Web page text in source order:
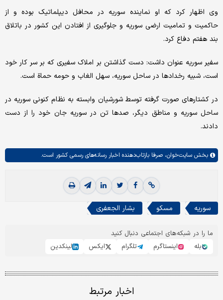
وی اظهار کرد که او نماینده سوریه در محافل دیپلماتیک بوده و از
حاکمیت و تمامیت ارضی سوریه و جلوگیری از افتادن این کشور در باتلاق
بند هفتم دفاع کرد.
سفیر سوریه عنوان داشت: دست گذاشتن بر املاک سفیری که بر سر کار خود
است، شبیه رخدادها در ساحل سوریه، سهل الغاب و حومه حماة است.
در کشتارهای صورت گرفته توسط شورشیان وابسته به نظام کنونی سوریه در
ساحل سوریه و مناطق دیگر، صدها تن در سوریه جان خود را از دست
دادند.
بخش سایت‌خوان، صرفا بازتاب‌دهنده اخبار رسانه‌های رسمی کشور است.
سوریه مسکو بشار الجعفری
ما را در شبکه‌های اجتماعی دنبال کنید
بله
اینستاگرم تلگرام ایکس لینکدین
اخبار مرتبط